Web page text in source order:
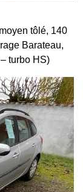
tôlé, 140
Barateau,
turbo HS)